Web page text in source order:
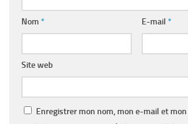
Nom * E-mail *
Site web
Enregistrer mon nom, mon e-mail et